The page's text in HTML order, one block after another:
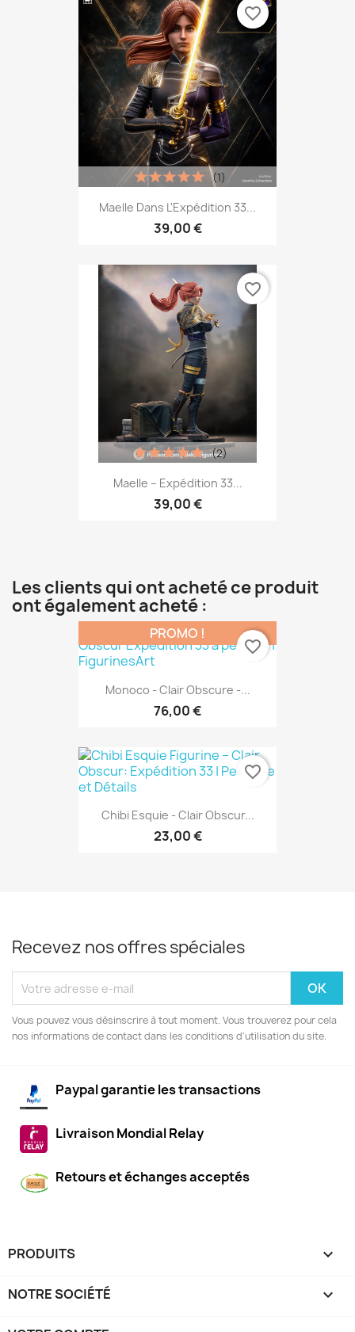
Maelle Dans L'Expédition 33...
39,00 €
(1)
favorite_border
Maelle – Expédition 33...
39,00 €
(2)
favorite_border
Les clients qui ont acheté ce produit
ont également acheté :
Monoco - Clair Obscure -...
76,00 €
PROMO !
favorite_border
Chibi Esquie - Clair Obscur...
23,00 €
favorite_border
Recevez nos offres spéciales
Vous pouvez vous désinscrire à tout moment. Vous trouverez pour cela
nos informations de contact dans les conditions d'utilisation du site.
Paypal garantie les transactions
Livraison Mondial Relay
Retours et échanges acceptés
PRODUITS 
NOTRE SOCIÉTÉ 